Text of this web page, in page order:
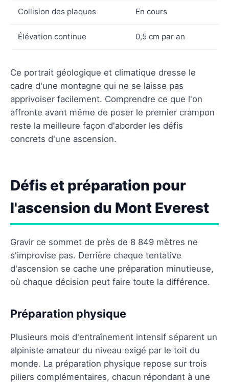
Collision des plaques En cours
Élévation continue 0,5 cm par an
Ce portrait géologique et climatique dresse le
cadre d'une montagne qui ne se laisse pas
apprivoiser facilement. Comprendre ce que l'on
affronte avant même de poser le premier crampon
reste la meilleure façon d'aborder les défis
concrets d'une ascension.
Défis et préparation pour
l'ascension du Mont Everest
Gravir ce sommet de près de 8 849 mètres ne
s'improvise pas. Derrière chaque tentative
d'ascension se cache une préparation minutieuse,
où chaque décision peut faire toute la différence.
Préparation physique
Plusieurs mois d'entraînement intensif séparent un
alpiniste amateur du niveau exigé par le toit du
monde. La préparation physique repose sur trois
piliers complémentaires, chacun répondant à une